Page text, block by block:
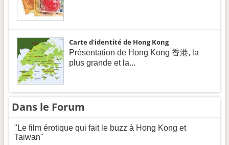
Carte d'identité de Hong Kong
Présentation de Hong Kong 香港, la
plus grande et la...
Dans le Forum
"Le film érotique qui fait le buzz à Hong Kong et
Taiwan"